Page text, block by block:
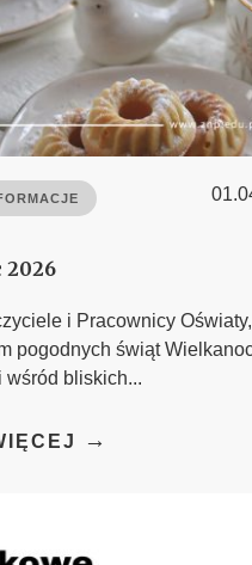
i Pracownicy Oświaty,
pogodnych świąt
wśród bliskich...
→